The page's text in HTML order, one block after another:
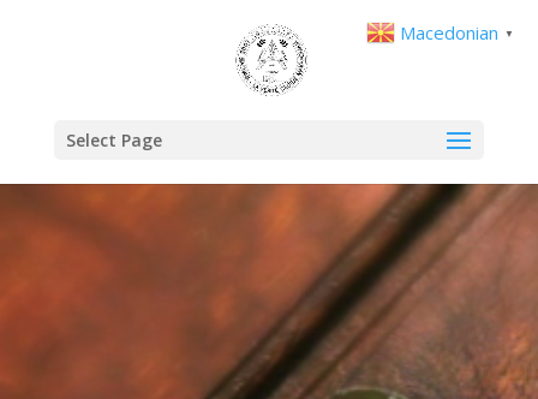
Select Page
Player
Macedonian ▼